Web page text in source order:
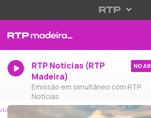
RTP Notícias (RTP
Madeira)
Emissão em simultâneo com RTP
Notícias
NO AR